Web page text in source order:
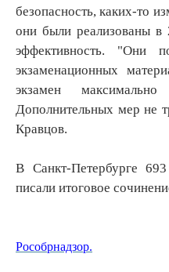
безопасность, каких‑то
они были реализованы в
эффективность. "Они
экзаменационных
экзамен
Дополнительных мер не
Кравцов.
В Санкт-Петербурге
писали итоговое
Рособрнадзор.